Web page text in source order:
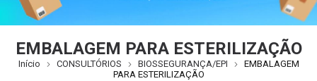
EMBALAGEM PARA ESTERILIZAÇÃO
Início CONSULTÓRIOS BIOSSEGURANÇA/EPI
EMBALAGEM
PARA ESTERILIZAÇÃO